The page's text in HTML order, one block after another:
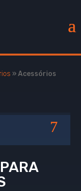
»Acessórios